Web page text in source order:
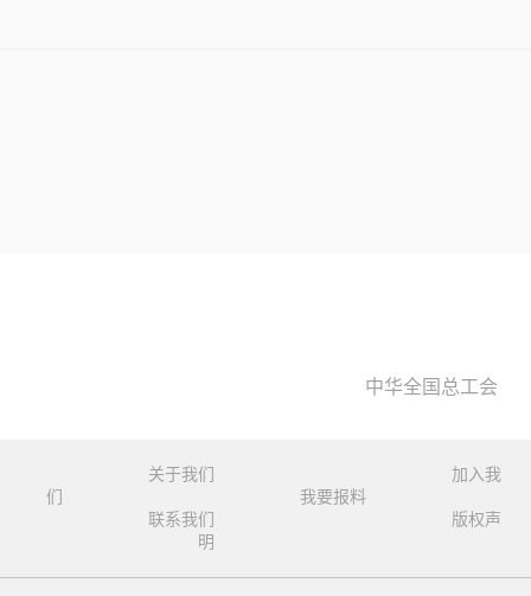
中华全国总工会
关于我们
加入我
们
我要报料
联系我们
版权声
明